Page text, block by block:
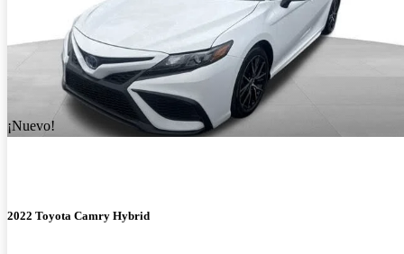
¡Nuevo!
2022 Toyota Camry Hybrid